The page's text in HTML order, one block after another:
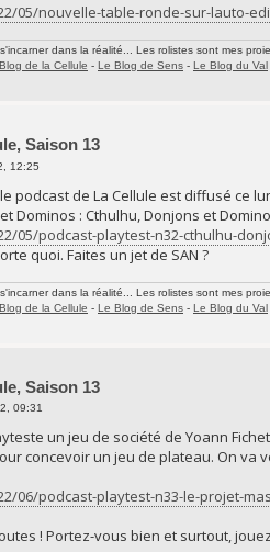
05/nouvelle-table-ronde-sur-lauto-
dans la réalité... Les rolistes sont mes
de la Cellule - Le Blog de Sens - Le Blog du Val
Saison 13
12:25
podcast de La Cellule est diffusé ce
Dominos : Cthulhu, Donjons et
05/podcast-playtest-n32-cthulhu-
quoi. Faites un jet de SAN ?
dans la réalité... Les rolistes sont mes
de la Cellule - Le Blog de Sens - Le Blog du Val
Saison 13
09:31
un jeu de société de Yoann
concevoir un jeu de plateau. On va
06/podcast-playtest-n33-le-projet-
! Portez-vous bien et surtout,